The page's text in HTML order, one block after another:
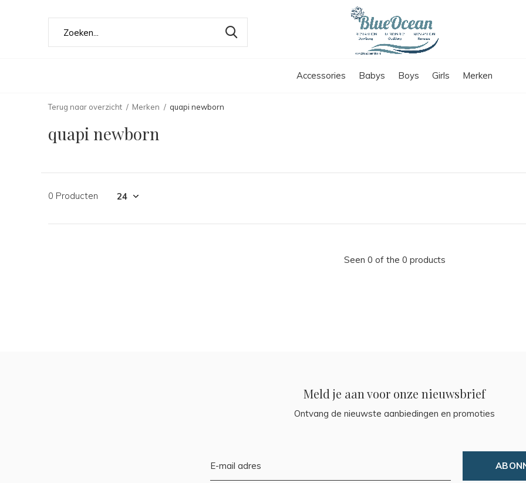
Accessories Babys Boys Girls Merken
Terug naar overzicht Merken quapi newborn
quapi newborn
0 Producten
Seen 0 of the 0 products
Meld je aan voor onze nieuwsbrief
Ontvang de nieuwste aanbiedingen en promoties